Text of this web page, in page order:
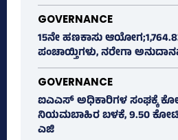
GOVERNANCE
15ನೇ ಹಣಕಾಸು
ಪಂಚಾಯ್ತಿಗಳು, ನರೇಗಾ
GOVERNANCE
ಐಎಎಸ್‌ ಅಧಿಕಾರಿಗಳ ಸಂಘಕ್ಕೆ
ನಿಯಮಬಾಹಿರ ಬಳಕೆ, 9.50 ಕೋಟಿ
ಎಜಿ